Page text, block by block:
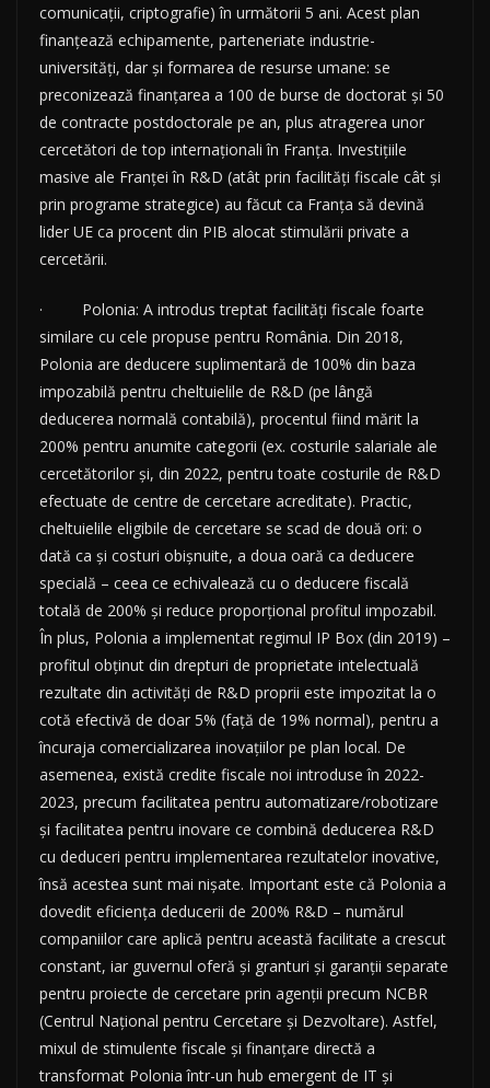
comunicații, criptografie) în următorii 5 ani. Acest plan
finanțează echipamente, parteneriate industrie-
universități, dar și formarea de resurse umane: se
preconizează finanțarea a 100 de burse de doctorat și 50
de contracte postdoctorale pe an, plus atragerea unor
cercetători de top internaționali în Franța. Investițiile
masive ale Franței în R&D (atât prin facilități fiscale cât și
prin programe strategice) au făcut ca Franța să devină
lider UE ca procent din PIB alocat stimulării private a
cercetării.
· Polonia: A introdus treptat facilități fiscale foarte
similare cu cele propuse pentru România. Din 2018,
Polonia are deducere suplimentară de 100% din baza
impozabilă pentru cheltuielile de R&D (pe lângă
deducerea normală contabilă), procentul fiind mărit la
200% pentru anumite categorii (ex. costurile salariale ale
cercetătorilor și, din 2022, pentru toate costurile de R&D
efectuate de centre de cercetare acreditate). Practic,
cheltuielile eligibile de cercetare se scad de două ori: o
dată ca și costuri obișnuite, a doua oară ca deducere
specială – ceea ce echivalează cu o deducere fiscală
totală de 200% și reduce proporțional profitul impozabil.
În plus, Polonia a implementat regimul IP Box (din 2019) –
profitul obținut din drepturi de proprietate intelectuală
rezultate din activități de R&D proprii este impozitat la o
cotă efectivă de doar 5% (față de 19% normal), pentru a
încuraja comercializarea inovațiilor pe plan local. De
asemenea, există credite fiscale noi introduse în 2022-
2023, precum facilitatea pentru automatizare/robotizare
și facilitatea pentru inovare ce combină deducerea R&D
cu deduceri pentru implementarea rezultatelor inovative,
însă acestea sunt mai nișate. Important este că Polonia a
dovedit eficiența deducerii de 200% R&D – numărul
companiilor care aplică pentru această facilitate a crescut
constant, iar guvernul oferă și granturi și garanții separate
pentru proiecte de cercetare prin agenții precum NCBR
(Centrul Național pentru Cercetare și Dezvoltare). Astfel,
mixul de stimulente fiscale și finanțare directă a
transformat Polonia într-un hub emergent de IT și